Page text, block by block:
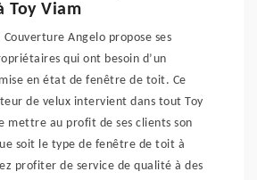
Toy Viam
Couverture Angelo propose ses
qui ont besoin d’un
en état de fenêtre de toit. Ce
de velux intervient dans tout Toy
mettre au profit de ses clients son
soit le type de fenêtre de toit à
profiter de service de qualité à des